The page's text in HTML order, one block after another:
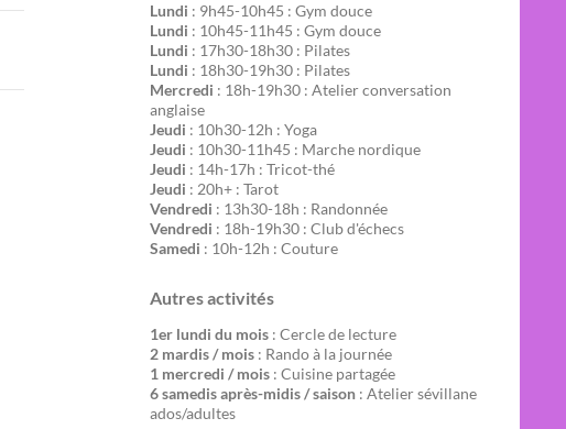
Lundi : 9h45-10h45 : Gym douce
Lundi : 10h45-11h45 : Gym douce
Lundi : 17h30-18h30 : Pilates
Lundi : 18h30-19h30 : Pilates
Mercredi : 18h-19h30 : Atelier conversation
anglaise
Jeudi : 10h30-12h : Yoga
Jeudi : 10h30-11h45 : Marche nordique
Jeudi : 14h-17h : Tricot-thé
Jeudi : 20h+ : Tarot
Vendredi : 13h30-18h : Randonnée
Vendredi : 18h-19h30 : Club d'échecs
Samedi : 10h-12h : Couture
Autres activités
1er lundi du mois : Cercle de lecture
2 mardis / mois : Rando à la journée
1 mercredi / mois : Cuisine partagée
6 samedis après-midis / saison : Atelier sévillane
ados/adultes